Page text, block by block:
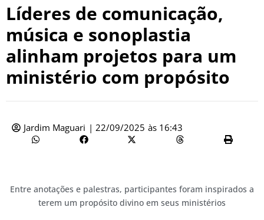
Líderes de comunicação,
música e sonoplastia
alinham projetos para um
ministério com propósito
Jardim Maguari | 22/09/2025 às 16:43
Entre anotações e palestras, participantes foram inspirados a
terem um propósito divino em seus ministérios